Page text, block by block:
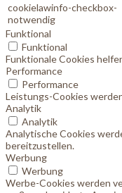
cookielawinfo-checkbox-
notwendig
Funktional
Funktional
Funktionale Cookies
Performance
Performance
Leistungs-Cookies
Analytik
Analytik
Analytische Cookies
bereitzustellen.
Werbung
Werbung
Werbe-Cookies werden